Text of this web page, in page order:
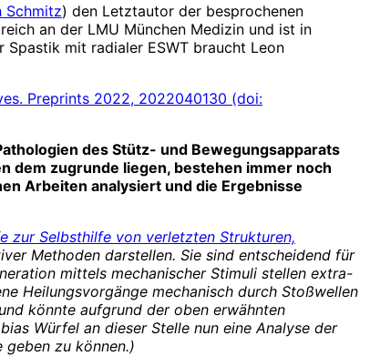
Schmitz) den Letztautor der besprochenen
an der LMU München Medizin und ist in
Spastik mit radialer ESWT braucht Leon
Preprints 2022, 2022040130 (doi:
des Stütz- und Bewegungsapparats
dem zugrunde liegen, bestehen immer noch
Arbeiten analysiert und die Ergebnisse
zur Selbsthilfe von verletzten Strukturen,
Methoden darstellen. Sie sind entscheidend für
mittels mechanischer Stimuli stellen extra-
Heilungsvorgänge mechanisch durch Stoßwellen
könnte aufgrund der oben erwähnten
Würfel an dieser Stelle nun eine Analyse der
zu können.)